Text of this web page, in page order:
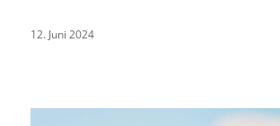
12. Juni 2024